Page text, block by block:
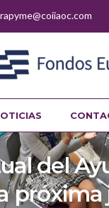
del
próxima